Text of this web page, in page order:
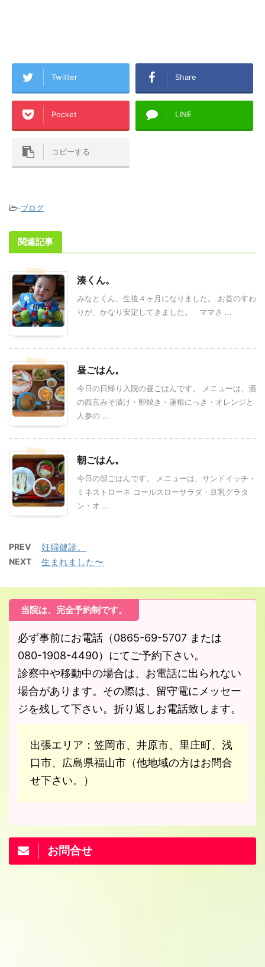
Twitter Share
Pocket LINE
コピーする
-ブログ
関連記事
湊くん。
みなとくん、生後４ヶ月になりました。 お首のすわ
りが、かなり安定してきました。 ママさ ...
昼ごはん。
今日の日帰り入院の昼ごはんです。 メニューは、酒
の西京みそ漬け・卵焼き・蓮根にっき・オレンジと
人参の ...
朝ごはん。
今日の朝ごはんです。 メニューは、サンドイッチ・
ミネストローネ コールスローサラダ・豆乳グラタ
ン・オ ...
PREV 妊婦健診。
NEXT 生まれました〜
当院は、完全予約制です。
必ず事前にお電話（0865-69-5707 または
080-1908-4490）にてご予約下さい。
診察中や移動中の場合は、お電話に出られない
場合があります。その際は、留守電にメッセー
ジを残して下さい。折り返しお電話致します。
出張エリア：笠岡市、井原市、里庄町、浅
口市、広島県福山市（他地域の方はお問合
せ下さい。）
お問合せ